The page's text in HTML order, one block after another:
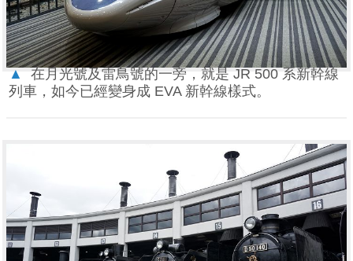
▲
在月光號及雷鳥號的一旁，就是 JR 500 系新幹線
列車，如今已經變身成 EVA 新幹線樣式。